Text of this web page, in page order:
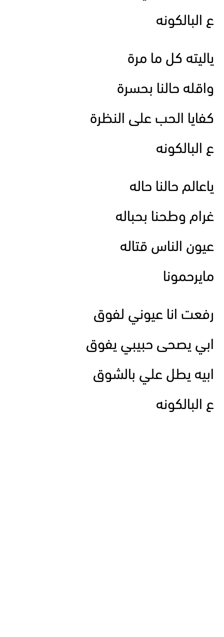
ع البالكونه
ياليته كل ما مرة
واقله حالنا بحسرة
كفايا الحب على النظرة
ع البالكونه
ياعالم حالنا حاله
غرام وطحنا بحباله
عيون الناس قتاله
مايرحمونا
رفعت انا عيوني لفوق
ابي يصحى حبيبي يفوق
ابيه يطل علي بالشوق
ع البالكونه